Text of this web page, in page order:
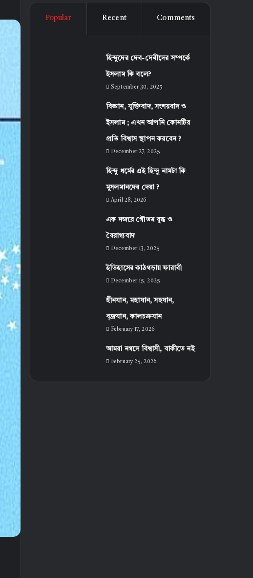
Popular Recent Comments
হিন্দুদের দেব-দেবীদের সম্পর্কে
ইসলাম কি বলে?
September 30, 2025
বিজ্ঞান, যুক্তিবাদ, সংশয়বাদ ও
ইসলাম ; এখন আপনি কোনটির
প্রতি বিশ্বাস স্থাপন করবেন ?
December 27, 2025
হিন্দু ধর্মের এই হিন্দু নামটা কি
মুসলমানদের দেয়া ?
April 28, 2026
এক নজরে গৌতম বুদ্ধ ও
বৈরাগ্যবাদ
December 13, 2025
ইতিহাসের কাঠগড়ায় ফারাবী
December 15, 2025
হীনযান, মহাযান, সহযান,
ব্জ্রযান, কালচক্রযান
February 17, 2026
আমরা নগদে বিশ্বাসী, বাকীতে নই
February 25, 2026